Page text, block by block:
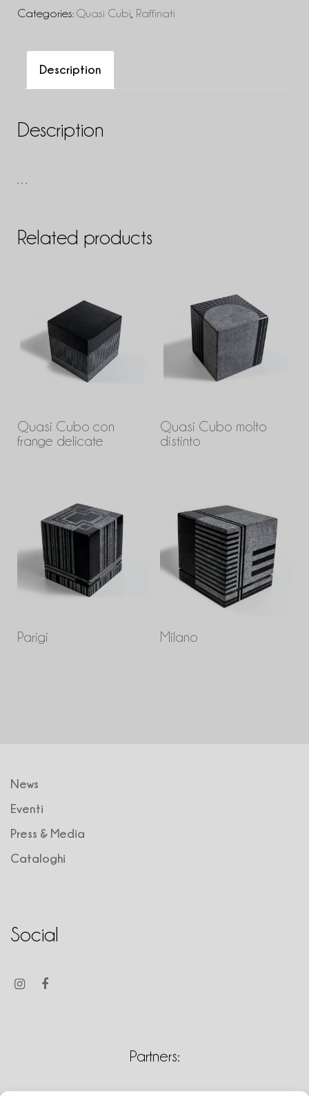
Categories: Quasi Cubi Raffinati
Description
Description
Related products
Quasi Cubo con
frange delicate
Quasi Cubo molto
distinto
Parigi Milano
News
Eventi
Press & Media
Cataloghi
Social
Partners: